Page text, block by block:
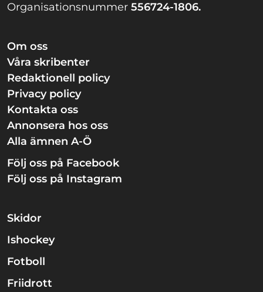
Organisationsnummer 556724-1806.
Om oss
Våra skribenter
Redaktionell policy
Privacy policy
Kontakta oss
Annonsera hos oss
Alla ämnen A-Ö
Följ oss på Facebook
Följ oss på Instagram
Skidor
Ishockey
Fotboll
Friidrott